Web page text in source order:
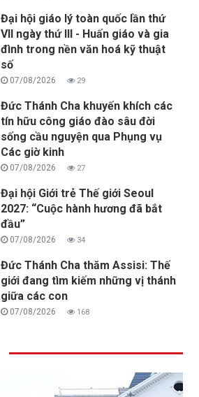
Đại hội giáo lý toàn quốc lần thứ
VII ngày thứ III - Huấn giáo và gia
đình trong nền văn hoá kỹ thuật
số
07/08/2026 29
Đức Thánh Cha khuyến khích các
tín hữu công giáo đào sâu đời
sống cầu nguyện qua Phụng vụ
Các giờ kinh
07/08/2026 27
Đại hội Giới trẻ Thế giới Seoul
2027: “Cuộc hành hương đã bắt
đầu”
07/08/2026 34
Đức Thánh Cha thăm Assisi: Thế
giới đang tìm kiếm những vị thánh
giữa các con
07/08/2026 168